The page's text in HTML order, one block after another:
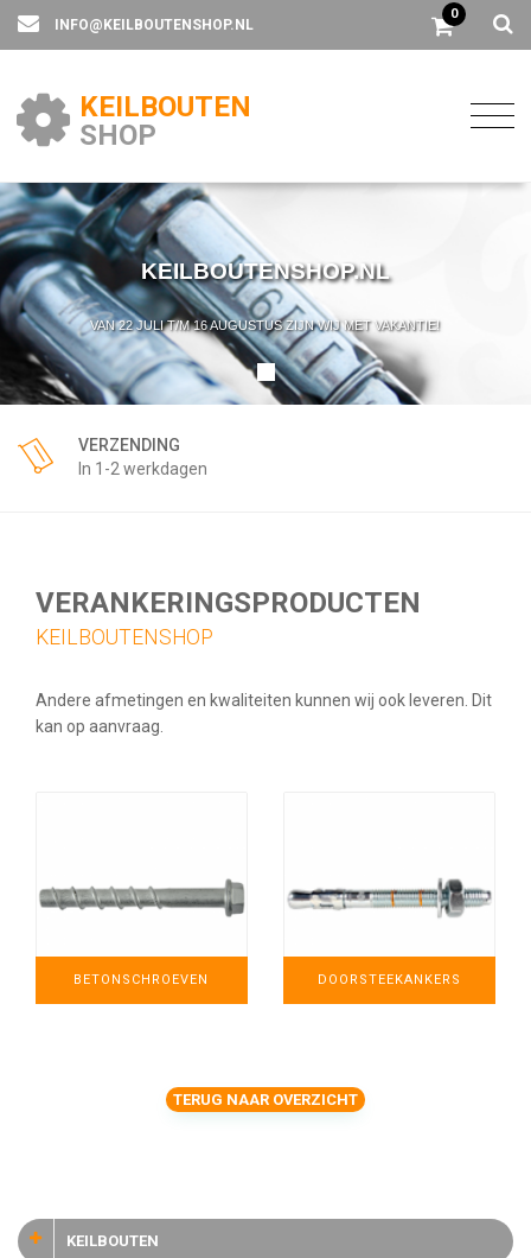
INFO@KEILBOUTENSHOP.NL
0
KEILBOUTEN
SHOP
KEILBOUTENSHOP.NL
VAN 22 JULI T/M 16 AUGUSTUS ZIJN WIJ MET VAKANTIE!
VERZENDING
In 1-2 werkdagen
VERANKERINGSPRODUCTEN
KEILBOUTENSHOP
Andere afmetingen en kwaliteiten kunnen wij ook leveren. Dit
kan op aanvraag.
BETONSCHROEVEN DOORSTEEKANKERS
TERUG NAAR OVERZICHT
KEILBOUTEN